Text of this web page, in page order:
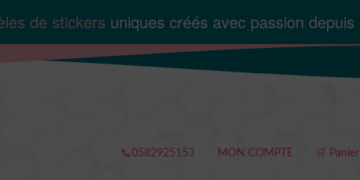
de stickers uniques créés avec passion depuis
📞0582925153 MON COMPTE 🛒 Panier